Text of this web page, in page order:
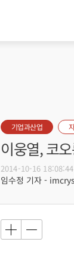
기업과산업
이웅열, 코
2014-10-16 18:08:44
임수정 기자 -